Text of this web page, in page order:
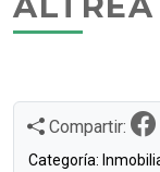
Compartir:
Categoría: